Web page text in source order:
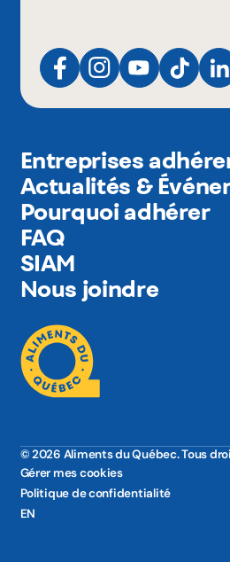
Entreprises
Actualités &
Pourquoi adhérer
FAQ
SIAM
Nous joindre
© 2026 Aliments du Québec. Tous
Gérer mes cookies
Politique de confidentialité
EN